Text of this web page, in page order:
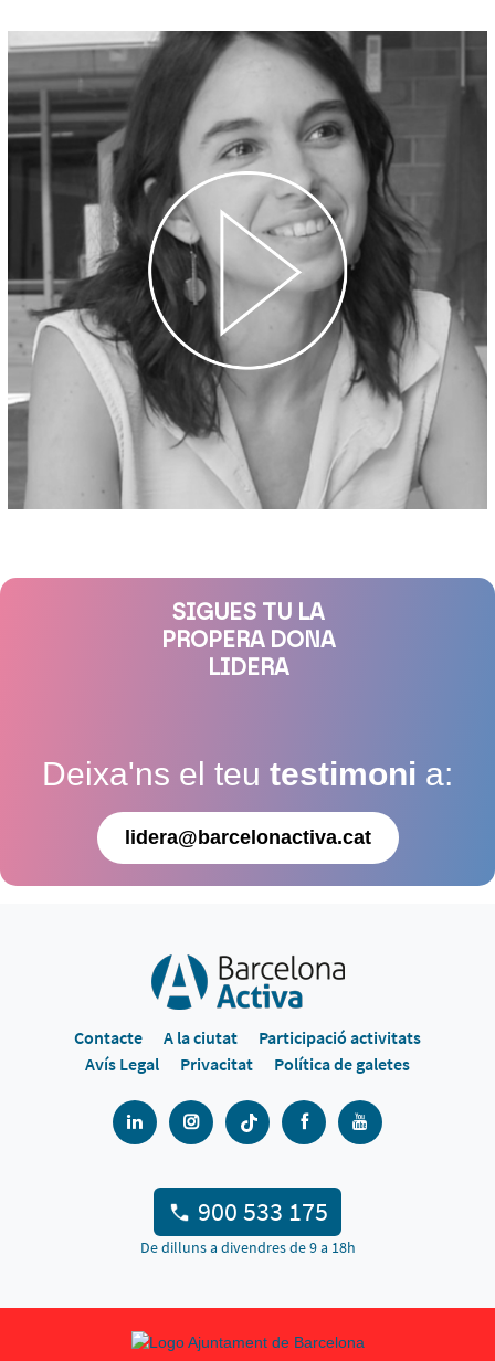
SIGUES TU LA
PROPERA DONA
LIDERA
Deixa'ns el teu testimoni a:
lidera@barcelonactiva.cat
Contacte A la ciutat
Participació activitats
Avís Legal
Privacitat Política de galetes
900 533 175
De dilluns a divendres de 9 a 18h